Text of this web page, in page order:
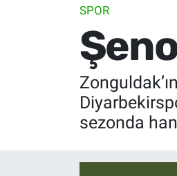
SPOR
sezonda